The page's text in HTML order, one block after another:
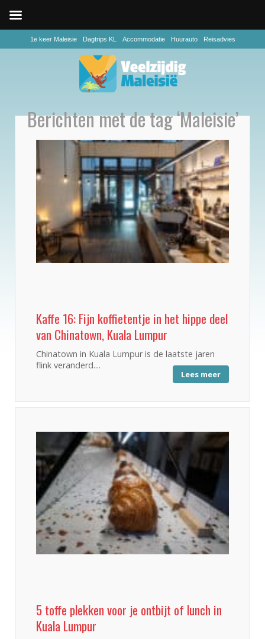
1e keer Maleisie Dagtrips KL Accommodatie Huurauto Reisadvies
Berichten met de tag ‘Maleisie’
Kaffe 16: Fijn koffietentje in het hippe deel
van Chinatown, Kuala Lumpur
Chinatown in Kuala Lumpur is de laatste jaren
flink veranderd....
Lees meer
5 toffe plekken voor je ontbijt of lunch in
Kuala Lumpur